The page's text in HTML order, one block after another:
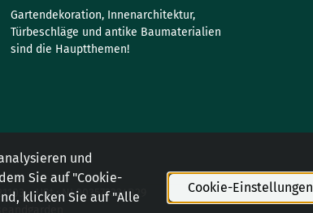
Gartendekoration, Innenarchitektur,
Türbeschläge und antike Baumaterialien
sind die Hauptthemen!
- USt.: NL003573334B29
und
Sie auf "Cookie-
klicken Sie auf "Alle
Cookie-Einstellungen